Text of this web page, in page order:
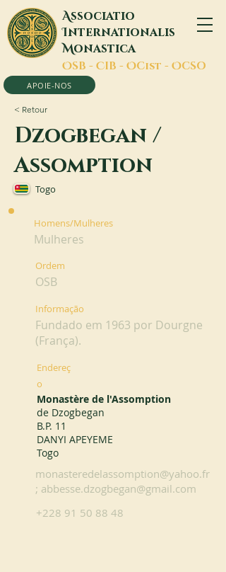
Associatio
Internationalis
Monastica
OSB - CIB - OCist - OCSO
APOIE-NOS
< Retour
Dzogbegan /
Assomption
Togo
Homens/Mulheres
Mulheres
Ordem
OSB
Informação
Fundado em 1963 por Dourgne
(França).
Endereç
o
Monastère de l'Assomption
de Dzogbegan
B.P. 11
DANYI APEYEME
Togo
monasteredelassomption@yahoo.fr
; abbesse.dzogbegan@gmail.com
+228 91 50 88 48